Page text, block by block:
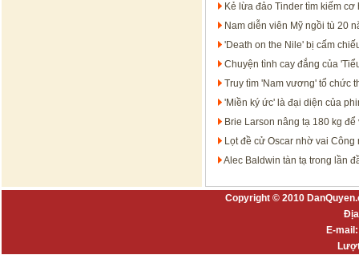
Kẻ lừa đảo Tinder tìm kiếm
Nam diễn viên Mỹ ngồi tù 20
'Death on the Nile' bị cấm
Chuyện tình cay đắng của
Truy tìm 'Nam vương' tổ chức
'Miền ký ức' là đại diện của
Brie Larson nâng tạ 180 kg
Lọt đề cử Oscar nhờ vai
Alec Baldwin tàn tạ trong lần
Copyright © 2010
E-